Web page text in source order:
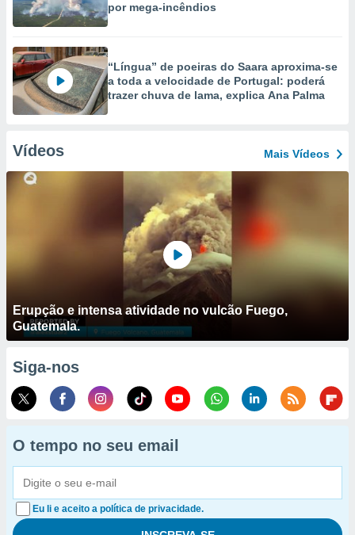
por mega-incêndios
“Língua” de poeiras do Saara aproxima-se
a toda a velocidade de Portugal: poderá
trazer chuva de lama, explica Ana Palma
Vídeos Mais Vídeos
Erupção e intensa atividade no vulcão Fuego,
Guatemala.
Siga-nos
O tempo no seu email
Eu li e aceito a política de privacidade.